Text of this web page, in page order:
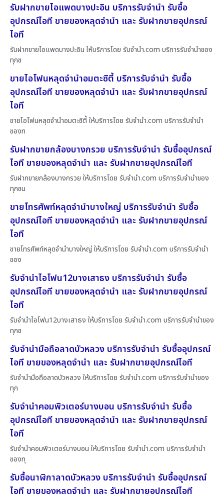
รับฝากขายไอแพดบางปะอิน บริการรับจำนำ รับซื้อ
อุปกรณ์ไอที ขายของหลุดจำนำ และ รับฝากขายอุปกรณ์
ไอที
รับฝากขายไอแพดบางปะอิน ให้บริการโดย รับจํานํา.com บริการรับจำนำของ
ทุกช
ขายไอโฟนหลุดจำนำอมตะซิตี้ บริการรับจำนำ รับซื้อ
อุปกรณ์ไอที ขายของหลุดจำนำ และ รับฝากขายอุปกรณ์
ไอที
ขายไอโฟนหลุดจำนำอมตะซิตี้ ให้บริการโดย รับจํานํา.com บริการรับจำนำ
ของท
รับฝากขายกล้องบางกรวย บริการรับจำนำ รับซื้ออุปกรณ์
ไอที ขายของหลุดจำนำ และ รับฝากขายอุปกรณ์ไอที
รับฝากขายกล้องบางกรวย ให้บริการโดย รับจํานํา.com บริการรับจำนำของ
ทุกชน
ขายโทรศัพท์หลุดจำนำบางใหญ่ บริการรับจำนำ รับซื้อ
อุปกรณ์ไอที ขายของหลุดจำนำ และ รับฝากขายอุปกรณ์
ไอที
ขายโทรศัพท์หลุดจำนำบางใหญ่ ให้บริการโดย รับจํานํา.com บริการรับจำนำ
ของ
รับจำนำไอโฟน12บางเสาธง บริการรับจำนำ รับซื้อ
อุปกรณ์ไอที ขายของหลุดจำนำ และ รับฝากขายอุปกรณ์
ไอที
รับจำนำไอโฟน12บางเสาธง ให้บริการโดย รับจํานํา.com บริการรับจำนำของ
ทุกช
รับจำนำมือถือลาดบัวหลวง บริการรับจำนำ รับซื้ออุปกรณ์
ไอที ขายของหลุดจำนำ และ รับฝากขายอุปกรณ์ไอที
รับจำนำมือถือลาดบัวหลวง ให้บริการโดย รับจํานํา.com บริการรับจำนำของ
ทุก
รับจำนำคอมพิวเตอร์บางบอน บริการรับจำนำ รับซื้อ
อุปกรณ์ไอที ขายของหลุดจำนำ และ รับฝากขายอุปกรณ์
ไอที
รับจำนำคอมพิวเตอร์บางบอน ให้บริการโดย รับจํานํา.com บริการรับจำนำ
ของทุ
รับซื้อนาฬิกาลาดบัวหลวง บริการรับจำนำ รับซื้ออุปกรณ์
ไอที ขายของหลุดจำนำ และ รับฝากขายอุปกรณ์ไอที